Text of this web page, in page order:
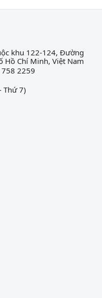
khu 122-124, Đường
Hồ Chí Minh, Việt Nam
2259
Thứ 7)